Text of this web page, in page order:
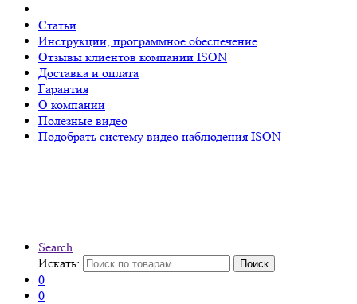
Статьи
Инструкции, программное обеспечение
Отзывы клиентов компании ISON
Доставка и оплата
Гарантия
О компании
Полезные видео
Подобрать систему видео наблюдения ISON
Search
Искать:
Поиск
0
0